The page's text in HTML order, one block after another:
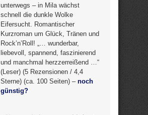
unterwegs – in Mila wächst
schnell die dunkle Wolke
Eifersucht. Romantischer
Kurzroman um Glück, Tränen und
Rock’n’Roll! „… wunderbar,
liebevoll, spannend, faszinierend
und manchmal herzzerreißend …“
(Leser) (5 Rezensionen / 4,4
Sterne) (ca. 100 Seiten) – noch
günstig?